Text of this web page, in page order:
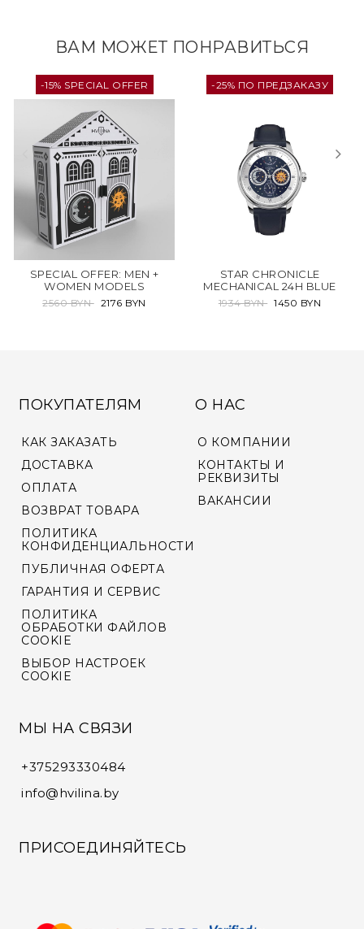
ВАМ МОЖЕТ ПОНРАВИТЬСЯ
-15% SPECIAL OFFER
SPECIAL OFFER: MEN +
WOMEN MODELS
2560 BYN 2176 BYN
-25% ПО ПРЕДЗАКАЗУ
STAR CHRONICLE
MECHANICAL 24H BLUE
1934 BYN 1450 BYN
ПОКУПАТЕЛЯМ
КАК ЗАКАЗАТЬ
ДОСТАВКА
ОПЛАТА
ВОЗВРАТ ТОВАРА
ПОЛИТИКА
КОНФИДЕНЦИАЛЬНОСТИ
ПУБЛИЧНАЯ ОФЕРТА
ГАРАНТИЯ И СЕРВИС
ПОЛИТИКА
ОБРАБОТКИ ФАЙЛОВ
COOKIE
ВЫБОР НАСТРОЕК
COOKIE
О НАС
О КОМПАНИИ
КОНТАКТЫ И
РЕКВИЗИТЫ
ВАКАНСИИ
МЫ НА СВЯЗИ
+375293330484
info@hvilina.by
ПРИСОЕДИНЯЙТЕСЬ